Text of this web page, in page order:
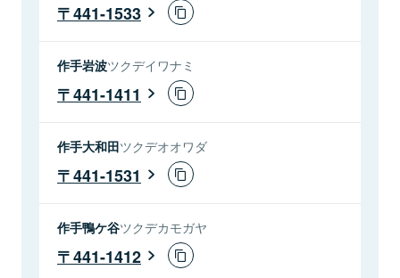
441-1533
作手岩波ツクデイワナミ
441-1411
作手大和田ツクデオオワダ
441-1531
作手鴨ケ谷ツクデカモガヤ
441-1412